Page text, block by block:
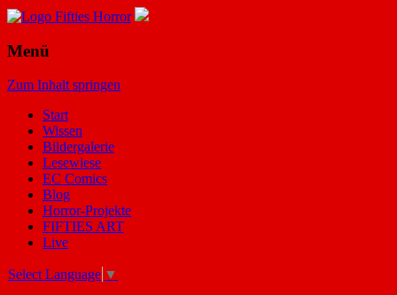
Menü
Zum Inhalt springen
Start
Wissen
Bildergalerie
Lesewiese
EC Comics
Blog
Horror-Projekte
FIFTIES ART
Live
Select Language ▼